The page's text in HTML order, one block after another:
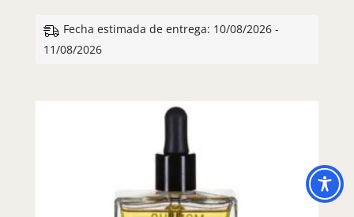
Fecha estimada de entrega: 10/08/2026 -
11/08/2026